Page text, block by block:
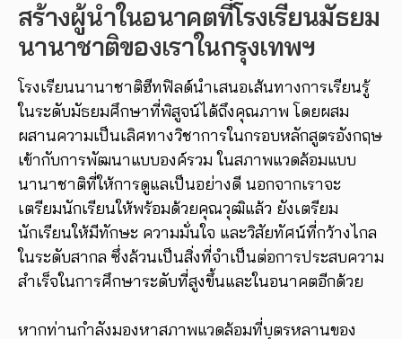
สร้างผู้นำในอนาคตที่โรงเรียนมัธยม
นานาชาติของเราในกรุงเทพฯ
โรงเรียนนานาชาติฮีทฟิลด์นำเสนอเส้นทางการเรียนรู้
ในระดับมัธยมศึกษาที่พิสูจน์ได้ถึงคุณภาพ โดยผสม
ผสานความเป็นเลิศทางวิชาการในกรอบหลักสูตรอังกฤษ
เข้ากับการพัฒนาแบบองค์รวม ในสภาพแวดล้อมแบบ
นานาชาติที่ให้การดูแลเป็นอย่างดี นอกจากเราจะ
เตรียมนักเรียนให้พร้อมด้วยคุณวุฒิแล้ว ยังเตรียม
นักเรียนให้มีทักษะ ความมั่นใจ และวิสัยทัศน์ที่กว้างไกล
ในระดับสากล ซึ่งล้วนเป็นสิ่งที่จำเป็นต่อการประสบความ
สำเร็จในการศึกษาระดับที่สูงขึ้นและในอนาคตอีกด้วย
หากท่านกำลังมองหาสภาพแวดล้อมที่บุตรหลานของ